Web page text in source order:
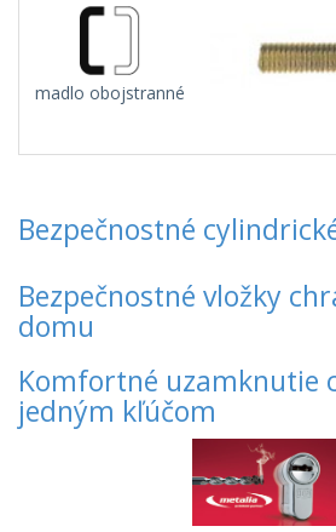
madlo obojstranné
Bezpečnostné
Bezpečnostné vložky
domu
Komfortné uzamknutie
jedným kľúčom